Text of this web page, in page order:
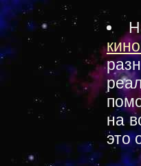
на
это